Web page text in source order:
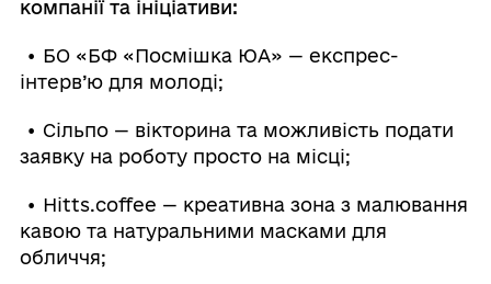
компанії та ініціативи:
• БО «БФ «Посмішка ЮА» — експрес-
інтерв’ю для молоді;
• Сільпо — вікторина та можливість подати
заявку на роботу просто на місці;
• Hitts.coffee — креативна зона з малювання
кавою та натуральними масками для
обличчя;